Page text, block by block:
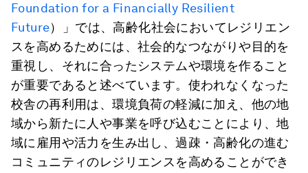
Foundation for a Financially Resilient
Future）」では、高齢化社会においてレジリエン
スを高めるためには、社会的なつながりや目的を
重視し、それに合ったシステムや環境を作ること
が重要であると述べています。使われなくなった
校舎の再利用は、環境負荷の軽減に加え、他の地
域から新たに人や事業を呼び込むことにより、地
域に雇用や活力を生み出し、過疎・高齢化の進む
コミュニティのレジリエンスを高めることができ